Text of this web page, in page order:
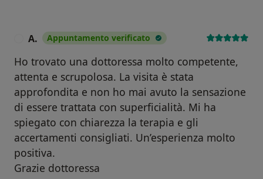
A. Appuntamento verificato
Ho trovato una dottoressa molto competente,
attenta e scrupolosa. La visita è stata
approfondita e non ho mai avuto la sensazione
di essere trattata con superficialità. Mi ha
spiegato con chiarezza la terapia e gli
accertamenti consigliati. Un’esperienza molto
positiva.
Grazie dottoressa